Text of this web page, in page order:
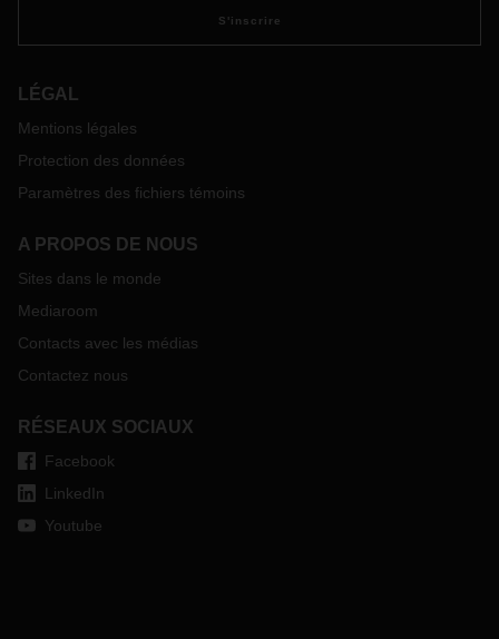
S'inscrire
LÉGAL
Mentions légales
Protection des données
Paramètres des fichiers témoins
A PROPOS DE NOUS
Sites dans le monde
Mediaroom
Contacts avec les médias
Contactez nous
RÉSEAUX SOCIAUX
Facebook
LinkedIn
Youtube